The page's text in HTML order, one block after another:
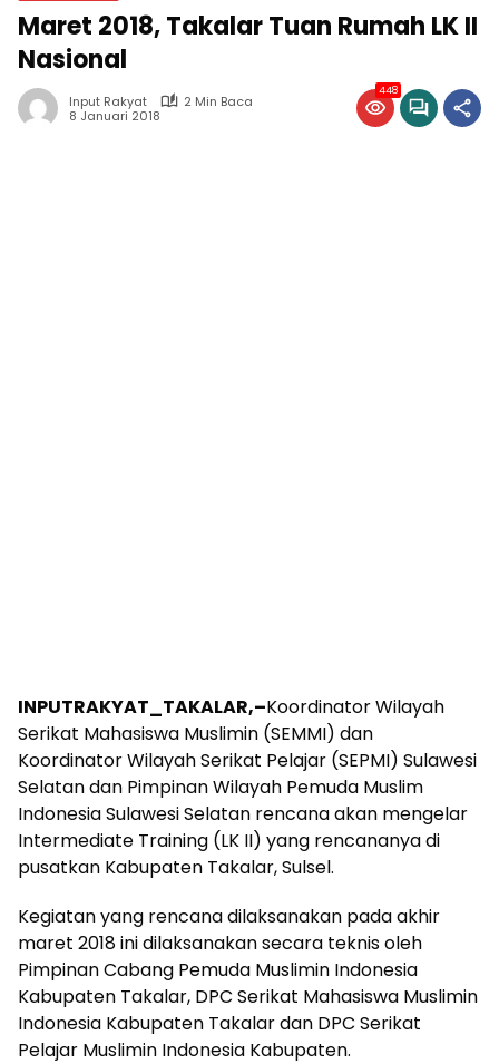
Maret 2018, Takalar Tuan Rumah LK II
Nasional
Input Rakyat
2 Min Baca
8 Januari 2018
448
INPUTRAKYAT_TAKALAR,–Koordinator Wilayah
Serikat Mahasiswa Muslimin (SEMMI) dan
Koordinator Wilayah Serikat Pelajar (SEPMI) Sulawesi
Selatan dan Pimpinan Wilayah Pemuda Muslim
Indonesia Sulawesi Selatan rencana akan mengelar
Intermediate Training (LK II) yang rencananya di
pusatkan Kabupaten Takalar, Sulsel.
Kegiatan yang rencana dilaksanakan pada akhir
maret 2018 ini dilaksanakan secara teknis oleh
Pimpinan Cabang Pemuda Muslimin Indonesia
Kabupaten Takalar, DPC Serikat Mahasiswa Muslimin
Indonesia Kabupaten Takalar dan DPC Serikat
Pelajar Muslimin Indonesia Kabupaten.